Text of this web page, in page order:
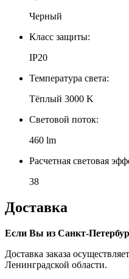
Черный
Класс защиты:
IP20
Температура света:
Тёплый 3000 K
Световой поток:
460 lm
Расчетная световая
38
Доставка
Если Вы из Санкт-
Доставка заказа
Ленинградской области.